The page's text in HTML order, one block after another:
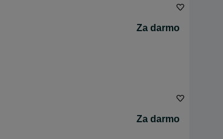
Za darmo
Za darmo